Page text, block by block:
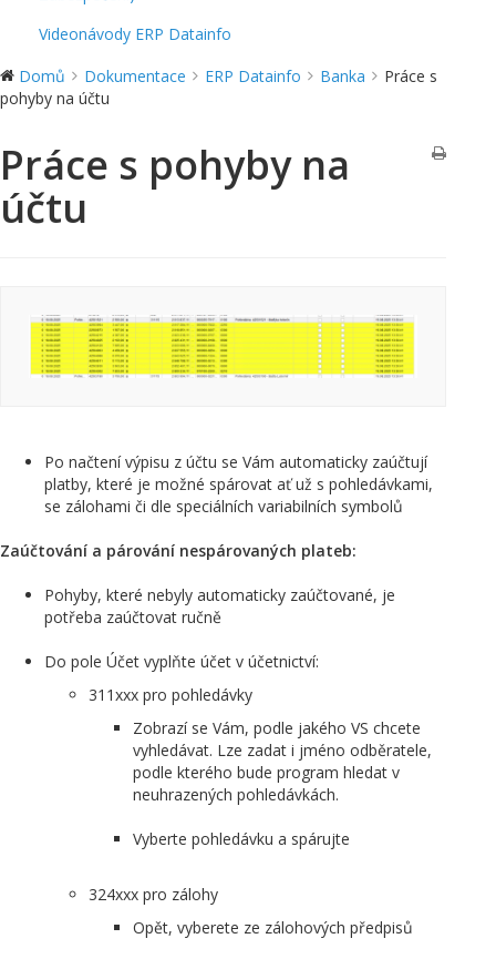
Videonávody ERP Datainfo
Domů
Dokumentace ERP Datainfo Banka
Práce s
pohyby na účtu
Práce s pohyby na
účtu
Po načtení výpisu z účtu se Vám automaticky zaúčtují
platby, které je možné spárovat ať už s pohledávkami,
se zálohami či dle speciálních variabilních symbolů
Zaúčtování a párování nespárovaných plateb:
Pohyby, které nebyly automaticky zaúčtované, je
potřeba zaúčtovat ručně
Do pole Účet vyplňte účet v účetnictví:
311xxx pro pohledávky
Zobrazí se Vám, podle jakého VS chcete
vyhledávat. Lze zadat i jméno odběratele,
podle kterého bude program hledat v
neuhrazených pohledávkách.
Vyberte pohledávku a spárujte
324xxx pro zálohy
Opět, vyberete ze zálohových předpisů